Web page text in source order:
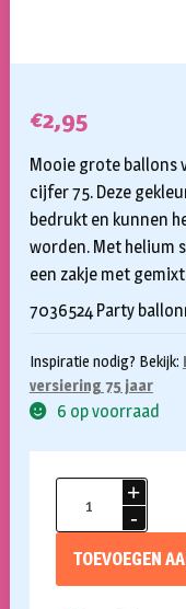
€2,95
Mooie grote ballons
cijfer 75. Deze
bedrukt en kunnen
worden. Met helium
een zakje met
7036524 Party
Inspiratie nodig? Bekijk:
versiering 75 jaar
6 op voorraad
Ballonnen
TOEVOEGEN